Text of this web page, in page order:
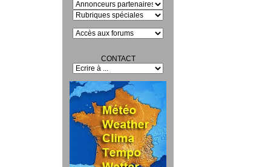
CONTACT